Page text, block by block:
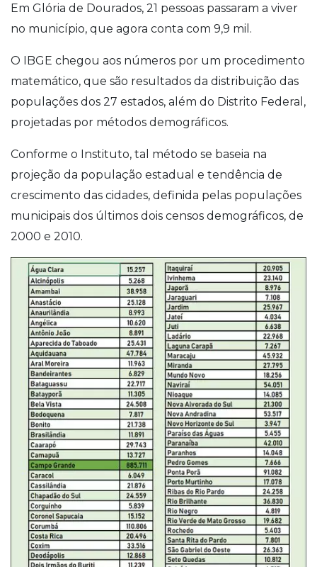
Em Glória de Dourados, 21 pessoas passaram a viver
no município, que agora conta com 9,9 mil.
O IBGE chegou aos números por um procedimento
matemático, que são resultados da distribuição das
populações dos 27 estados, além do Distrito Federal,
projetadas por métodos demográficos.
Conforme o Instituto, tal método se baseia na
projeção da população estadual e tendência de
crescimento das cidades, definida pelas populações
municipais dos últimos dois censos demográficos, de
2000 e 2010.